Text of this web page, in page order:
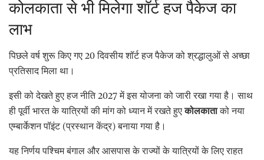
कोलकाता से भी मिलेगा शॉर्ट हज पैकेज का
लाभ
पिछले वर्ष शुरू किए गए 20 दिवसीय शॉर्ट हज पैकेज को श्रद्धालुओं से अच्छा
प्रतिसाद मिला था।
इसी को देखते हुए हज नीति 2027 में इस योजना को जारी रखा गया है। साथ
ही पूर्वी भारत के यात्रियों की मांग को ध्यान में रखते हुएकोलकाताको नया
एम्बार्केशन पॉइंट (प्रस्थान केंद्र) बनाया गया है।
यह निर्णय पश्चिम बंगाल और आसपास के राज्यों के यात्रियों के लिए राहत